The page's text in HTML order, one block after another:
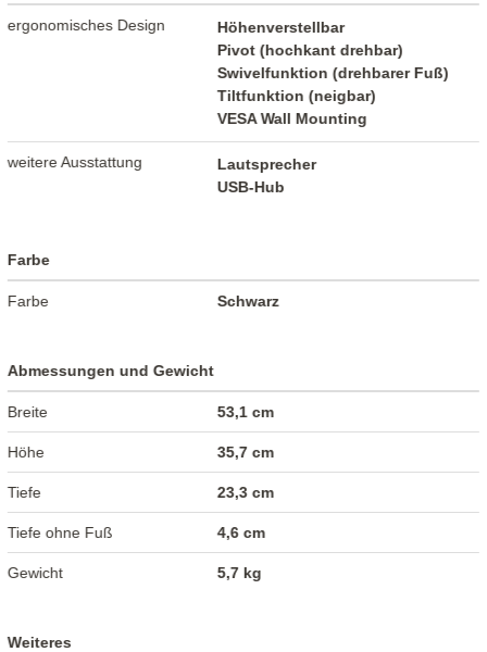
ergonomisches Design
Höhenverstellbar
Pivot (hochkant drehbar)
Swivelfunktion (drehbarer Fuß)
Tiltfunktion (neigbar)
VESA Wall Mounting
weitere Ausstattung
Lautsprecher
USB-Hub
Farbe
Farbe Schwarz
Abmessungen und Gewicht
Breite 53,1 cm
Höhe 35,7 cm
Tiefe 23,3 cm
Tiefe ohne Fuß 4,6 cm
Gewicht 5,7 kg
Weiteres